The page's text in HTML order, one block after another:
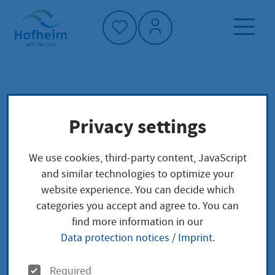
Home"
Society and social affairs
Variety
Variety
Unsere Stadtgesellschaft ist vielfältig und bunt. Sich
Akzeptanz und Empathie gegenüber Menschen mit
Privacy settings
We use cookies, third-party content, JavaScript
and similar technologies to optimize your
website experience. You can decide which
categories you accept and agree to. You can
find more information in our
Data protection notices / Imprint.
O
Required